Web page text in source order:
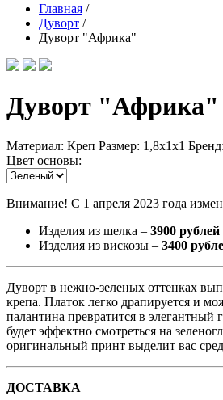
Главная /
Дуворт /
Дуворт "Африка"
Дуворт "Африка"
Материал: Креп Размер: 1,8х1х1
Цвет основы:
Внимание! C 1 апреля 2023 года
Изделия из шелка – 3900 рублей
Изделия из вискозы – 3400
Дуворт в нежно-зеленых оттенках
крепа. Платок легко драпируется и
палантина превратится в элегантный
будет эффектно смотреться на
оригинальный принт выделит вас
ДОСТАВКА